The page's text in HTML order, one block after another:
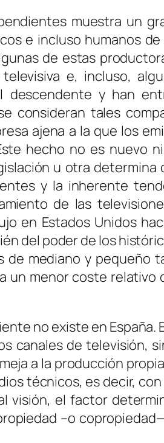
muestra un
e incluso humanos
de estas
e, incluso,
descendente y han
consideran tales
ajena a la que los
hecho no es nuevo
u otra determina
y la inherente
de las
en Estados Unidos
del poder de los
mediano y pequeño
un menor coste relativo
no existe en España.
canales de televisión,
a la producción
técnicos, es decir,
visión, el factor
–o